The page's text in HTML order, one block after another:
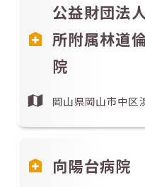
公益財団法
所附属林道
院
岡山県岡山市中区
向陽台病院